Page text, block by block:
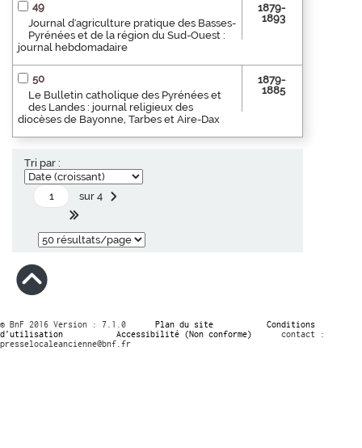
49
Journal d'agriculture pratique des Basses-
Pyrénées et de la région du Sud-Ouest :
journal hebdomadaire
1879-
1893
50
Le Bulletin catholique des Pyrénées et
des Landes : journal religieux des
diocèses de Bayonne, Tarbes et Aire-Dax
1879-
1885
Tri par :
sur 4
© BnF 2016 Version : 7.1.0 Plan du site
Conditions
d’utilisation
Accessibilité (Non conforme)
contact :
presselocaleancienne@bnf.fr